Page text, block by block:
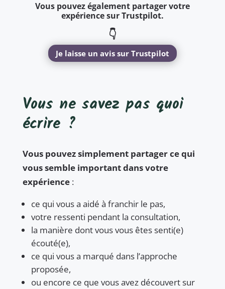
Vous pouvez également partager votre
expérience sur Trustpilot.
👇
Je laisse un avis sur Trustpilot
Vous ne savez pas quoi
écrire ?
Vous pouvez simplement partager ce qui
vous semble important dans votre
expérience:
ce qui vous a aidé à franchir le pas,
votre ressenti pendant la consultation,
la manière dont vous vous êtes senti(e)
écouté(e),
ce qui vous a marqué dans l’approche
proposée,
ou encore ce que vous avez découvert sur